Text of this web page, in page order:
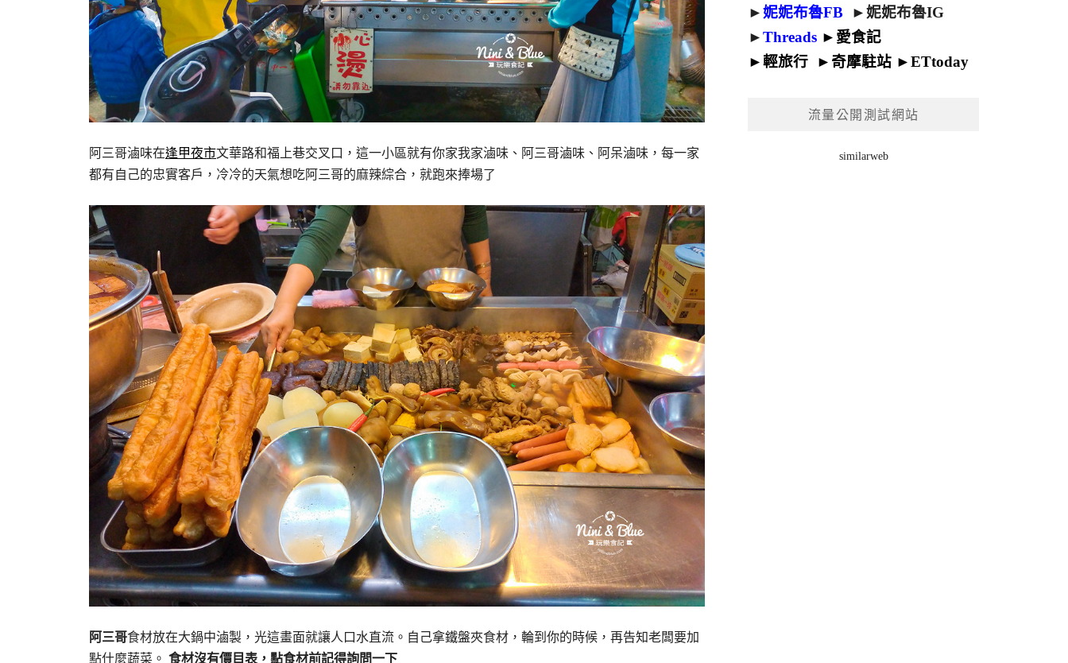
阿三哥滷味在逢甲夜市文華路和福上巷交叉口，這一小區就有你家我家滷味、阿三哥滷味、阿呆滷味，每一家
都有自己的忠實客戶，冷冷的天氣想吃阿三哥的麻辣綜合，就跑來捧場了
阿三哥食材放在大鍋中滷製，光這畫面就讓人口水直流。 自己拿鐵盤夾食材，輪到你的時候，再告知老闆要加
點什麼蔬菜。 食材沒有價目表，點食材前記得詢問一下
►妮妮布魯FB ►妮妮布魯IG
►Threads ► 愛食記
►輕旅行 ► 奇摩駐站 ►ETtoday
流量公開測試網站
similarweb